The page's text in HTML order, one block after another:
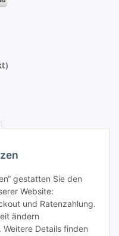
gestatten Sie den
Website:
und Ratenzahlung.
ändern
Details finden